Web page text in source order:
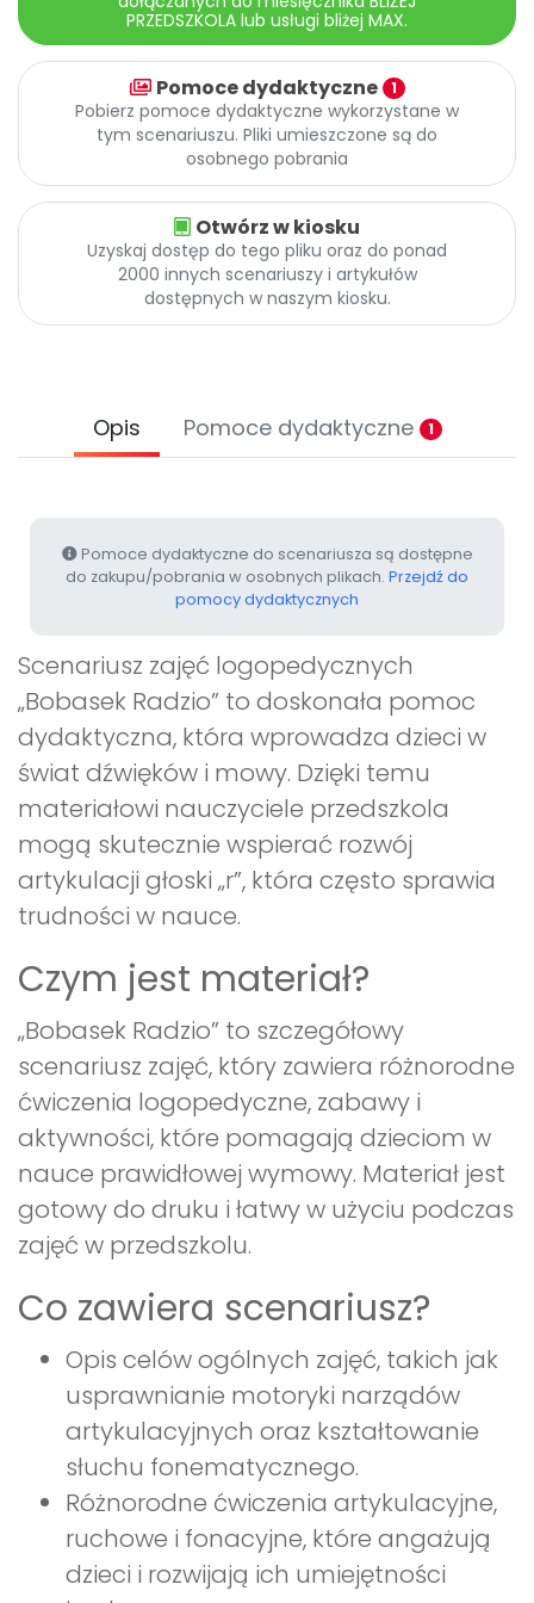
Archiwalne numery
Pomoc
PRZEDSZKOLA lub usługi bliżej MAX.
Pomoce dydaktyczne 1
Pobierz pomoce dydaktyczne wykorzystane w
tym scenariuszu. Pliki umieszczone są do
osobnego pobrania
Otwórz w kiosku
Uzyskaj dostęp do tego pliku oraz do ponad
2000 innych scenariuszy i artykułów
dostępnych w naszym kiosku.
Opis Pomoce dydaktyczne 1
Pomoce dydaktyczne do scenariusza są dostępne
do zakupu/pobrania w osobnych plikach. Przejdź do
pomocy dydaktycznych
Scenariusz zajęć logopedycznych
„Bobasek Radzio” to doskonała pomoc
dydaktyczna, która wprowadza dzieci w
świat dźwięków i mowy. Dzięki temu
materiałowi nauczyciele przedszkola
mogą skutecznie wspierać rozwój
artykulacji głoski „r”, która często sprawia
trudności w nauce.
Czym jest materiał?
„Bobasek Radzio” to szczegółowy
scenariusz zajęć, który zawiera różnorodne
ćwiczenia logopedyczne, zabawy i
aktywności, które pomagają dzieciom w
nauce prawidłowej wymowy. Materiał jest
gotowy do druku i łatwy w użyciu podczas
zajęć w przedszkolu.
Co zawiera scenariusz?
Opis celów ogólnych zajęć, takich jak
usprawnianie motoryki narządów
artykulacyjnych oraz kształtowanie
słuchu fonematycznego.
Różnorodne ćwiczenia artykulacyjne,
ruchowe i fonacyjne, które angażują
dzieci i rozwijają ich umiejętności